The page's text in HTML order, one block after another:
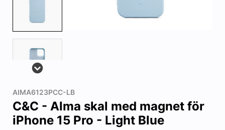
AIMA6123PCC-LB
C&C - Alma skal med magnet för
iPhone 15 Pro - Light Blue